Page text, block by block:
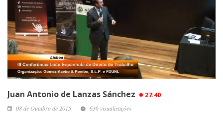
Juan Antonio de Lanzas Sánchez 27:40
08 de Outubro de 2015 636 visualizações